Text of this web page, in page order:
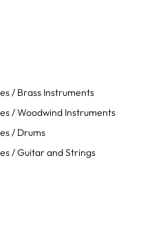
/ Brass Instruments
/ Woodwind Instruments
/ Drums
/ Guitar and Strings